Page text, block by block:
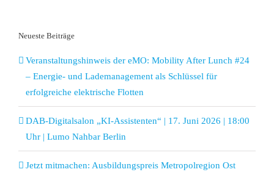
Neueste Beiträge
Veranstaltungshinweis der eMO: Mobility After Lunch #24
– Energie- und Lademanagement als Schlüssel für
erfolgreiche elektrische Flotten
DAB-Digitalsalon „KI-Assistenten“ | 17. Juni 2026 | 18:00
Uhr | Lumo Nahbar Berlin
Jetzt mitmachen: Ausbildungspreis Metropolregion Ost